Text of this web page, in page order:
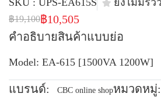
SKU : UPS-EA615S ยังไม่มีรีวิว
฿19,100฿10,505
คำอธิบายสินค้าแบบย่อ
Model: EA-615 [1500VA 1200W]
แบรนด์: CBC online shopหมวดหมู่: